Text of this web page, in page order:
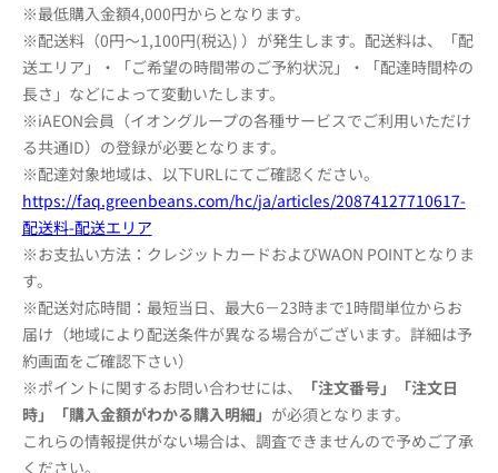
※最低購入金額4,000円からとなります。
※配送料（0円～1,100円(税込) ）が発生します。配送料は、「配
送エリア」・「ご希望の時間帯のご予約状況」・「配達時間枠の
長さ」などによって変動いたします。
※iAEON会員（イオングループの各種サービスでご利用いただけ
る共通ID）の登録が必要となります。
※配達対象地域は、以下URLにてご確認ください。
https://faq.greenbeans.com/hc/ja/articles/20874127710617-
配送料-配送エリア
※お支払い方法：クレジットカードおよびWAON POINTとなりま
す。
※配送対応時間：最短当日、最大6－23時まで1時間単位からお
届け（地域により配送条件が異なる場合がございます。詳細は予
約画面をご確認下さい）
※ポイントに関するお問い合わせには、
「注文番号」「注文日
時」「購入金額がわかる購入明細」 が必須となります。
これらの情報提供がない場合は、調査できませんので予めご了承
ください。